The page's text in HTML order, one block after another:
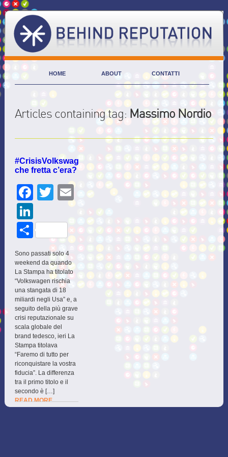
HOME ABOUT CONTATTI
Articles containing tag: Massimo Nordio
#CrisisVolkswagen
che fretta c’era?
Facebook
Twitter
LinkedIn
Share
Sono passati solo 4
weekend da quando
La Stampa ha titolato
“Volkswagen rischia
una stangata di 18
miliardi negli Usa” e, a
seguito della più grave
crisi reputazionale su
scala globale del
brand tedesco, ieri La
Stampa titolava
“Faremo di tutto per
riconquistare la vostra
fiducia”. La differenza
tra il primo titolo e il
secondo è […]
READ MORE